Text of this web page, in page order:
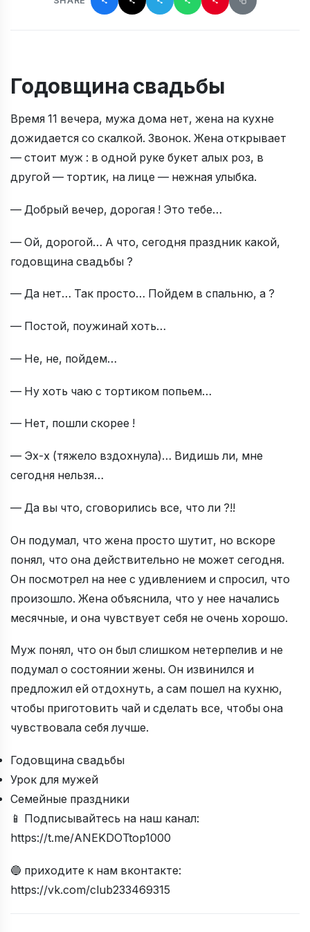
Годовщина свадьбы
Время 11 вечера, мужа дома нет, жена на кухне
дожидается со скалкой. Звонок. Жена открывает
— стоит муж : в одной руке букет алых роз, в
другой — тортик, на лице — нежная улыбка.
— Добрый вечер, дорогая ! Это тебе…
— Ой, дорогой… А что, сегодня праздник какой,
годовщина свадьбы ?
— Да нет… Так просто… Пойдем в спальню, а ?
— Постой, поужинай хоть…
— Hе, не, пойдем…
— Hу хоть чаю с тортиком попьем…
— Hет, пошли скорее !
— Эх-х (тяжело вздохнула)… Видишь ли, мне
сегодня нельзя…
— Да вы что, сговорились все, что ли ?!!
Он подумал, что жена просто шутит, но вскоре
понял, что она действительно не может сегодня.
Он посмотрел на нее с удивлением и спросил, что
произошло. Жена объяснила, что у нее начались
месячные, и она чувствует себя не очень хорошо.
Муж понял, что он был слишком нетерпелив и не
подумал о состоянии жены. Он извинился и
предложил ей отдохнуть, а сам пошел на кухню,
чтобы приготовить чай и сделать все, чтобы она
чувствовала себя лучше.
Годовщина свадьбы
Урок для мужей
Семейные праздники
📱 Подписывайтесь на наш канал:
https://t.me/ANEKDOTtop1000
🔵 приходите к нам вконтакте:
https://vk.com/club233469315